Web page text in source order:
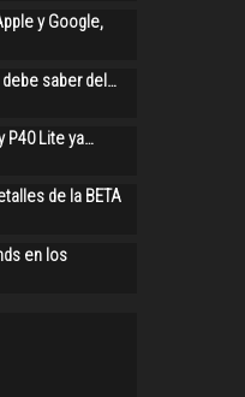
y Google,
saber del…
P40 Lite ya…
de la BETA
en los